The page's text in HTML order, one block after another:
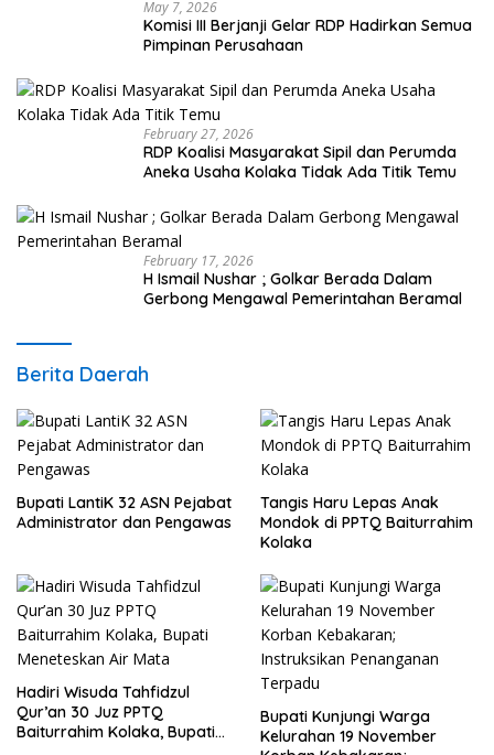
May 7, 2026
Komisi III Berjanji Gelar RDP Hadirkan Semua
Pimpinan Perusahaan
February 27, 2026
RDP Koalisi Masyarakat Sipil dan Perumda
Aneka Usaha Kolaka Tidak Ada Titik Temu
February 17, 2026
H Ismail Nushar ; Golkar Berada Dalam
Gerbong Mengawal Pemerintahan Beramal
Berita Daerah
Bupati LantiK 32 ASN Pejabat
Administrator dan Pengawas
Tangis Haru Lepas Anak
Mondok di PPTQ Baiturrahim
Kolaka
Hadiri Wisuda Tahfidzul
Qur’an 30 Juz PPTQ
Baiturrahim Kolaka, Bupati
Bupati Kunjungi Warga
Kelurahan 19 November